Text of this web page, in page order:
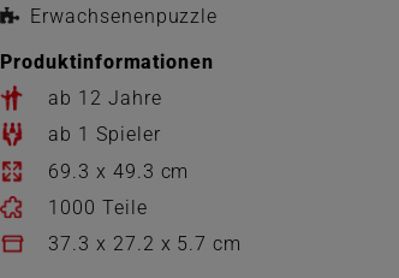
Erwachsenenpuzzle
Produktinformationen
ab 12 Jahre
ab 1 Spieler
69.3 x 49.3 cm
1000 Teile
37.3 x 27.2 x 5.7 cm